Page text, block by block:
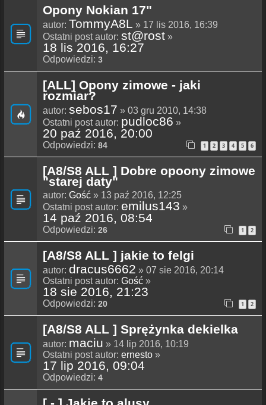
Opony Nokian 17"
autor: TommyA8L » 17 lis 2016, 16:39
Ostatni post autor: st@rost »
18 lis 2016, 16:27
Odpowiedzi: 3
[ALL] Opony zimowe - jaki
rozmiar?
autor: sebos17 » 03 gru 2010, 14:38
Ostatni post autor: pudloc86 »
20 paź 2016, 20:00
Odpowiedzi: 84 1 2 3 4 5 6
[A8/S8 ALL ] Dobre opoony zimowe
"starej daty"
autor: Gość » 13 paź 2016, 12:25
Ostatni post autor: emilus143 »
14 paź 2016, 08:54
Odpowiedzi: 26 1 2
[A8/S8 ALL ] jakie to felgi
autor: dracus6662 » 07 sie 2016, 20:14
Ostatni post autor: Gość »
18 sie 2016, 21:23
Odpowiedzi: 20 1 2
[A8/S8 ALL ] Sprężynka dekielka
autor: maciu » 14 lip 2016, 10:19
Ostatni post autor: ernesto »
17 lip 2016, 09:04
Odpowiedzi: 4